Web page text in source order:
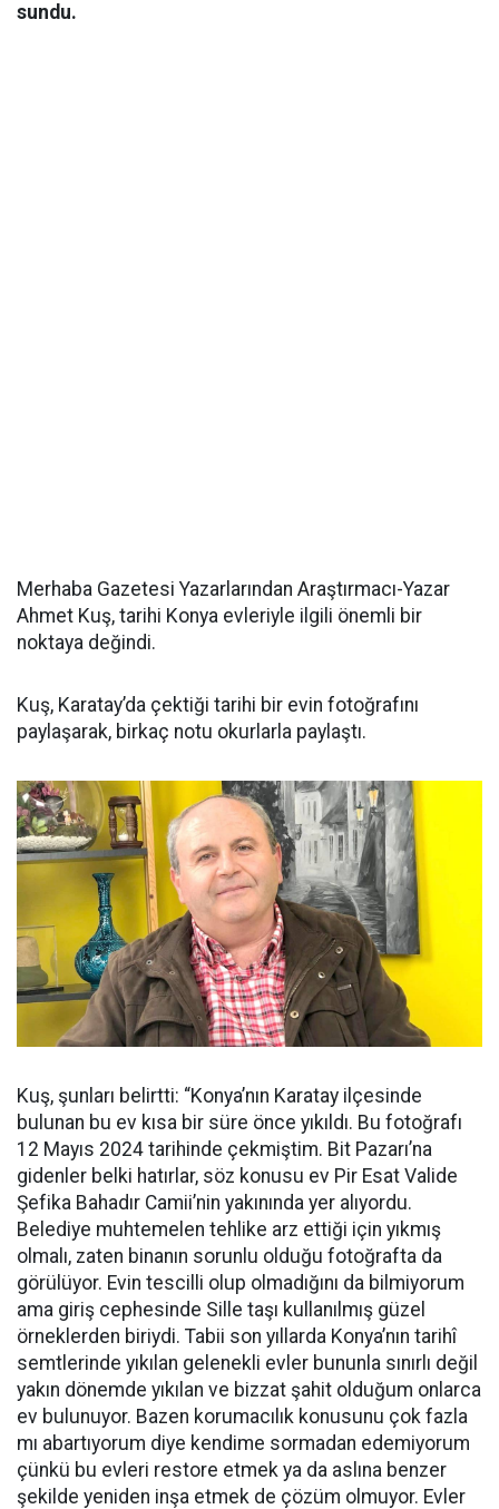
sundu.
Merhaba Gazetesi Yazarlarından Araştırmacı-Yazar
Ahmet Kuş, tarihi Konya evleriyle ilgili önemli bir
noktaya değindi.
Kuş, Karatay’da çektiği tarihi bir evin fotoğrafını
paylaşarak, birkaç notu okurlarla paylaştı.
Kuş, şunları belirtti: “Konya’nın Karatay ilçesinde
bulunan bu ev kısa bir süre önce yıkıldı. Bu fotoğrafı
12 Mayıs 2024 tarihinde çekmiştim. Bit Pazarı’na
gidenler belki hatırlar, söz konusu ev Pir Esat Valide
Şefika Bahadır Camii’nin yakınında yer alıyordu.
Belediye muhtemelen tehlike arz ettiği için yıkmış
olmalı, zaten binanın sorunlu olduğu fotoğrafta da
görülüyor. Evin tescilli olup olmadığını da bilmiyorum
ama giriş cephesinde Sille taşı kullanılmış güzel
örneklerden biriydi. Tabii son yıllarda Konya’nın tarihî
semtlerinde yıkılan gelenekli evler bununla sınırlı değil
yakın dönemde yıkılan ve bizzat şahit olduğum onlarca
ev bulunuyor. Bazen korumacılık konusunu çok fazla
mı abartıyorum diye kendime sormadan edemiyorum
çünkü bu evleri restore etmek ya da aslına benzer
şekilde yeniden inşa etmek de çözüm olmuyor. Evler